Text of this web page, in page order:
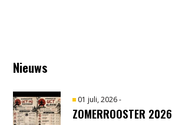
Nieuws
01 juli, 2026-
ZOMERROOSTER 2026